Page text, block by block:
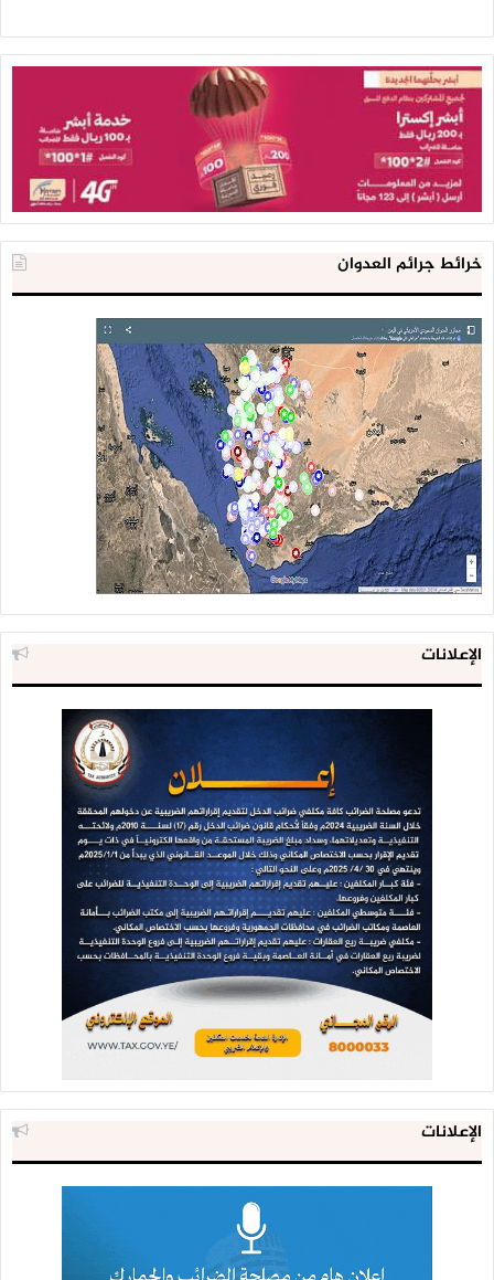
وتابع البيان أن 51% فقط من المرافق الصحية تعمل في اليمن و
كذلك مايقارب من 70% من أدوية الولادة غير متوفرة بسبب الحصار
وفيات المواليد في حال توفير الرعاية الصحية الأساسية .
ويقدر الاحتياج الفعلي للقطاع الصحي قرابة ألفي حضانة بينما
تتوفر حالياً 600 حضانة فقط ما يتسبب في وفاة 50% من المواليد
الخدج.
ووفق التقرير بلغ عدد المصابين بمرض السرطان 35 ألف شخص،
بينهم أكثر من ألف طفل، وبلغ عدد مرضى التشوهات القلبية
للأطفال أكثر من ثلاثة آلاف طفل بحاجة للسفر للعلاج في الخارج.
وفيما يتعلق بالأمراض الوبائية، فقد وصل عدد حالات الإصابة إلى
ألفاً و 508 حالات اشتباه بالكوليرا، إضافة إلى وفاة 15 طفلا وإصابة
1400 آخرين بالحصبة في 7 محافظات خلال عام 2022م .
وبلغ عدد مرضى الفشل الكلوي أكثر من خمسة آلاف مهددون
بالوفاة بسبب العدوان و الحصار.
و حملت المنظمة، تحالف العدوان بقيادة أمريكا والسعودية
المسؤولية عن كل الجرائم والانتهاكات بحق المدنيين خاصة النساء
والأطفال، على مدى 2900 يوم، مطالبة المجتمع الدولي
والمنظمات الأممية والهيئات الحقوقية والإنسانية بتحمّل
المسؤولية القانونية والإنسانية تجاه الانتهاكات، والمجازر البشعة
التي تحدث بحق المدنيين .
ودعت أحرار العالم إلى التحرّك الفعّال والإيجابي لإيقاف العدوان
وحماية المدنيين، وتشكيل لجنة دولية مستقلة للتحقيق في
كافة الجرائم المرتكبة بحق الشعب اليمني، ومحاسبة كل من يثبت
تورّطه فيها.
خرائط جرائم العدوان
الإعلانات
الإعلانات